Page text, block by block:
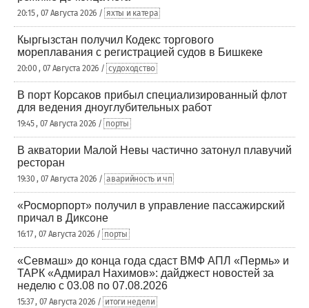
20:15 , 07 Августа 2026 / яхты и катера
Кыргызстан получил Кодекс торгового
мореплавания с регистрацией судов в Бишкеке
20:00 , 07 Августа 2026 / судоходство
В порт Корсаков прибыл специализированный флот
для ведения дноуглубительных работ
19:45 , 07 Августа 2026 / порты
В акватории Малой Невы частично затонул плавучий
ресторан
19:30 , 07 Августа 2026 / аварийность и чп
«Росморпорт» получил в управление пассажирский
причал в Диксоне
16:17 , 07 Августа 2026 / порты
«Севмаш» до конца года сдаст ВМФ АПЛ «Пермь» и
ТАРК «Адмирал Нахимов»: дайджест новостей за
неделю с 03.08 по 07.08.2026
15:37 , 07 Августа 2026 / итоги недели